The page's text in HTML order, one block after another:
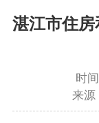
湛江市住
时
来